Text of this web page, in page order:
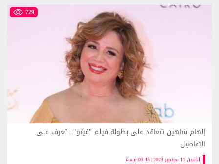
729
الاثنين 11 سبتمبر 2023 | 03:45 مساءً
إلهام شاهين تتعاقد على بطولة فيلم "فيتو".. تعرف على
التفاصيل